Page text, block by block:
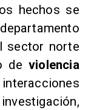
hechos se
sector norte
deviolencia